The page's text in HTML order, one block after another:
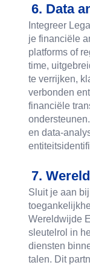
6. Data
Integreer
je financiële
platforms of
time,
te verrijken,
verbonden
financiële
en data-
7.
Sluit je aan bij
Wereldwijde
sleutelrol in
diensten
talen. Dit